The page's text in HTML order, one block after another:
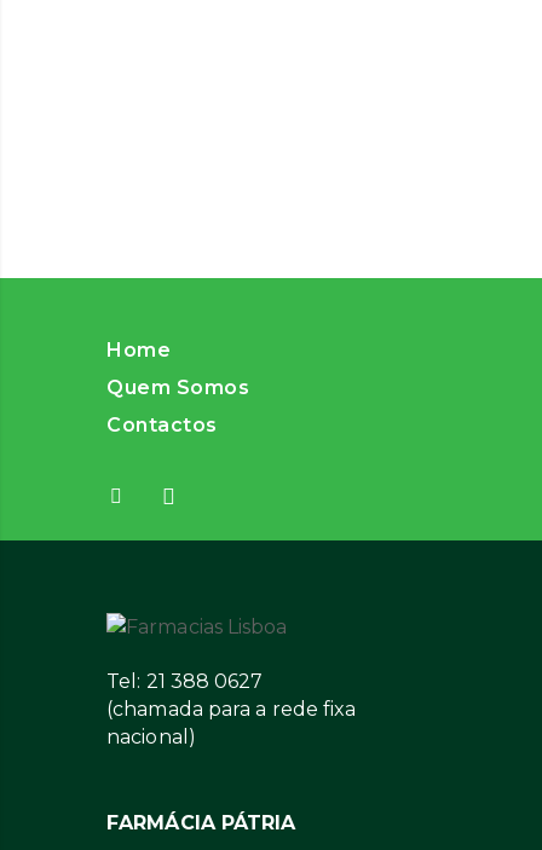
Home
Quem Somos
Contactos
Tel: 21 388 0627
(chamada para a rede fixa
nacional)
FARMÁCIA PÁTRIA